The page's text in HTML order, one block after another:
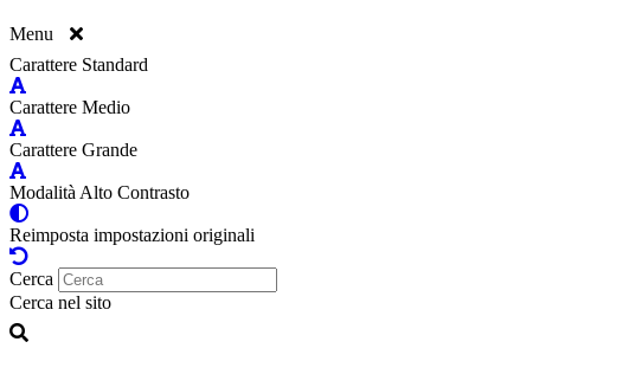
Menu
Carattere Standard
Carattere Medio
Carattere Grande
Modalità Alto Contrasto
Reimposta impostazioni originali
Cerca
Cerca nel sito